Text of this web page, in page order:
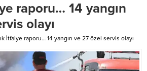
zamanlarda bölgeye endişe verici
bir Nijeryalı akımı olduğu
bildirildi....
raporu… 14 yangın
olayı
İtfaiye raporu… 14 yangın ve 27 özel servis olayı